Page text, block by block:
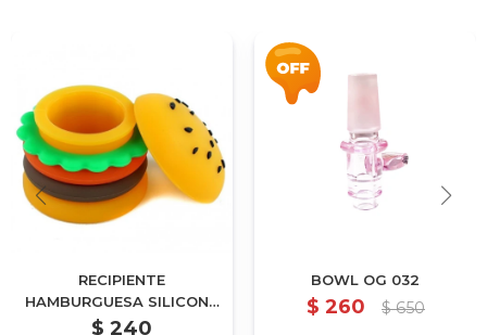
RECIPIENTE
HAMBURGUESA SILICONA
P/EXTRACCION (DB-
$ 240
BOWL OG 032
$ 260 $ 650